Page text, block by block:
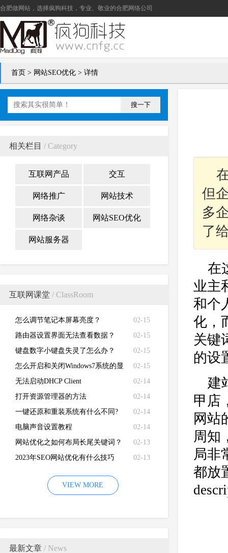
合肥做网站 ，选择疯狗科技，专业、敬业的合肥网络公司
首页 > 网站SEO优化 > 详情
搜一下
相关栏目 / Category
互联网产品 交互
网络推广 网站技术
网络杂谈 网站SEO优化
网站服务器
互联网课堂 / ClassRoom
02-15
怎么调节笔记本屏幕亮度？
02-15
路由器设置界面无法查看数据？
02-15
键盘数字小键盘失灵了怎么办？
02-15
怎么开启和关闭Windows7系统的显
卡硬件加速功能
02-14
无法启动DHCP Client
02-14
打开资源管理器的方法
02-14
一键还原和重装系统有什么不同?
02-14
电脑声音设置教程
02-13
网站优化之如何布局长尾关键词？
02-13
2023年SEO网站优化有什么技巧
VIEW MORE
最新文章 / News
但
多
了
在
业主
和个
化，
关键
的设
建
甲店
网站
周知
局非
都放